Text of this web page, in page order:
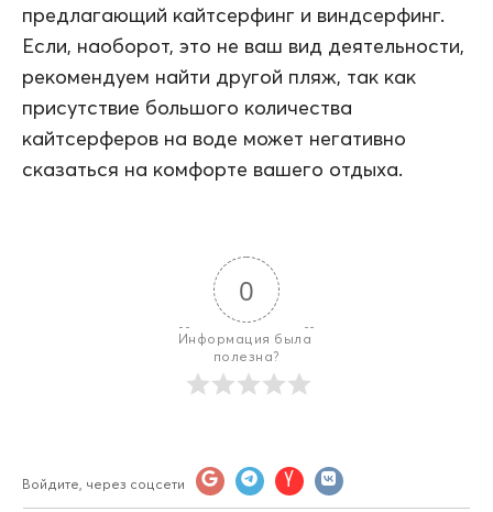
предлагающий кайтсерфинг и виндсерфинг.
Если, наоборот, это не ваш вид деятельности,
рекомендуем найти другой пляж, так как
присутствие большого количества
кайтсерферов на воде может негативно
сказаться на комфорте вашего отдыха.
0
Информация была
полезна?
Войдите, через соцсети